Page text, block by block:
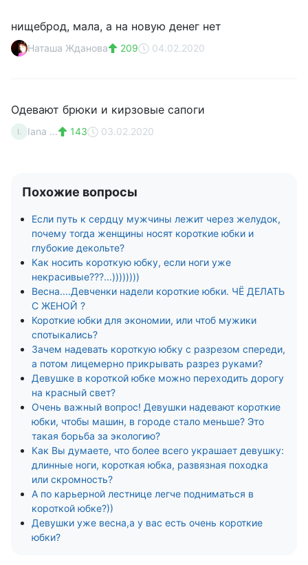
нищеброд, мала, а на новую денег нет
Наташа Жданова 209 04.02.2020
Одевают брюки и кирзовые сапоги
I. Iana ... 143 03.02.2020
Похожие вопросы
Если путь к сердцу мужчины лежит через желудок,
почему тогда женщины носят короткие юбки и
глубокие декольте?
Как носить короткую юбку, если ноги уже
некрасивые???...))))))))
Весна....Девченки надели короткие юбки. ЧЁ ДЕЛАТЬ
С ЖЕНОЙ ?
Короткие юбки для экономии, или чтоб мужики
спотыкались?
Зачем надевать короткую юбку с разрезом спереди,
а потом лицемерно прикрывать разрез руками?
Девушке в короткой юбке можно переходить дорогу
на красный свет?
Очень важный вопрос! Девушки надевают короткие
юбки, чтобы машин, в городе стало меньше? Это
такая борьба за экологию?
Как Вы думаете, что более всего украшает девушку:
длинные ноги, короткая юбка, развязная походка
или скромность?
А по карьерной лестнице легче подниматься в
короткой юбке?))
Девушки уже весна,а у вас есть очень короткие
юбки?